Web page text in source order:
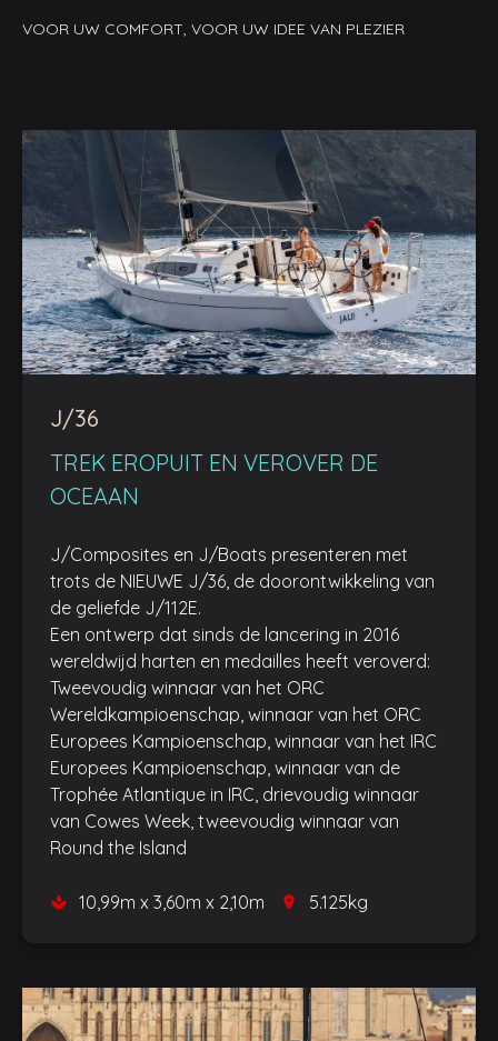
VOOR UW COMFORT, VOOR UW IDEE VAN PLEZIER
J/36
TREK EROPUIT EN VEROVER DE
OCEAAN
J/Composites en J/Boats presenteren met
trots de NIEUWE J/36, de doorontwikkeling van
de geliefde J/112E.
Een ontwerp dat sinds de lancering in 2016
wereldwijd harten en medailles heeft veroverd:
Tweevoudig winnaar van het ORC
Wereldkampioenschap, winnaar van het ORC
Europees Kampioenschap, winnaar van het IRC
Europees Kampioenschap, winnaar van de
Trophée Atlantique in IRC, drievoudig winnaar
van Cowes Week, tweevoudig winnaar van
Round the Island
space10,99m x 3,60m x 2,10m place 5.125kg